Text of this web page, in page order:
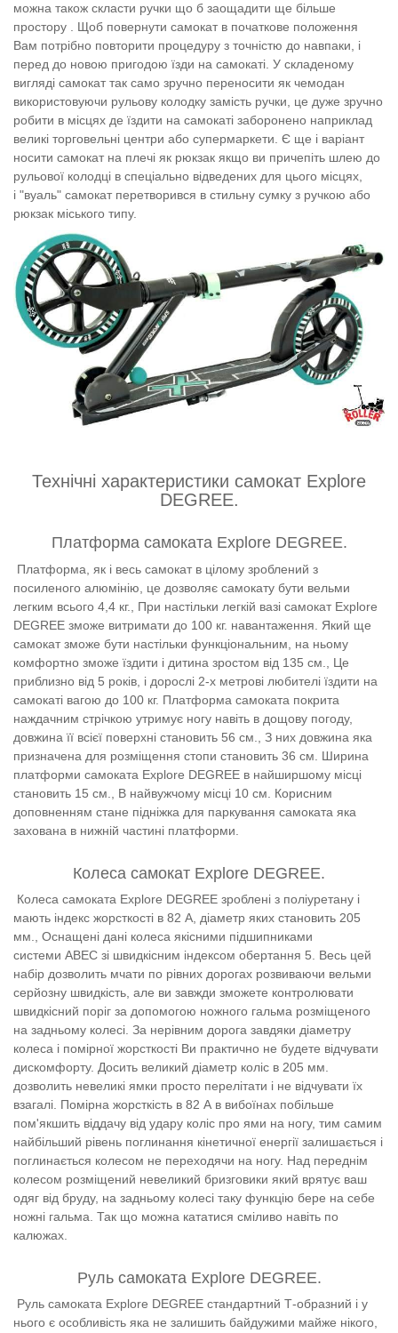
можна також скласти ручки що б заощадити ще більше
простору . Щоб повернути самокат в початкове положення
Вам потрібно повторити процедуру з точністю до навпаки, і
перед до новою пригодою їзди на самокаті. У складеному
вигляді самокат так само зручно переносити як чемодан
використовуючи рульову колодку замість ручки, це дуже зручно
робити в місцях де їздити на самокаті заборонено наприклад
великі торговельні центри або супермаркети. Є ще і варіант
носити самокат на плечі як рюкзак якщо ви причепіть шлею до
рульової колодці в спеціально відведених для цього місцях,
і "вуаль" самокат перетворився в стильну сумку з ручкою або
рюкзак міського типу.
Технічні характеристики самокат Explore
DEGREE.
Платформа самоката Explore DEGREE.
Платформа, як і весь самокат в цілому зроблений з
посиленого алюмінію, це дозволяє самокату бути вельми
легким всього 4,4 кг., При настільки легкій вазі самокат Explore
DEGREE зможе витримати до 100 кг. навантаження. Який ще
самокат зможе бути настільки функціональним, на ньому
комфортно зможе їздити і дитина зростом від 135 см., Це
приблизно від 5 років, і дорослі 2-х метрові любителі їздити на
самокаті вагою до 100 кг. Платформа самоката покрита
наждачним стрічкою утримує ногу навіть в дощову погоду,
довжина її всієї поверхні становить 56 см., З них довжина яка
призначена для розміщення стопи становить 36 см. Ширина
платформи самоката Explore DEGREE в найширшому місці
становить 15 см., В найвужчому місці 10 см. Корисним
доповненням стане підніжка для паркування самоката яка
захована в нижній частині платформи.
Колеса самокат Explore DEGREE.
Колеса самоката Explore DEGREE зроблені з поліуретану і
мають індекс жорсткості в 82 А, діаметр яких становить 205
мм., Оснащені дані колеса якісними підшипниками
системи ABEC зі швидкісним індексом обертання 5. Весь цей
набір дозволить мчати по рівних дорогах розвиваючи вельми
серйозну швидкість, але ви завжди зможете контролювати
швидкісний поріг за допомогою ножного гальма розміщеного
на задньому колесі. За нерівним дорога завдяки діаметру
колеса і помірної жорсткості Ви практично не будете відчувати
дискомфорту. Досить великий діаметр коліс в 205 мм.
дозволить невеликі ямки просто перелітати і не відчувати їх
взагалі. Помірна жорсткість в 82 А в вибоїнах побільше
пом'якшить віддачу від удару коліс про ями на ногу, тим самим
найбільший рівень поглинання кінетичної енергії залишається і
поглинається колесом не переходячи на ногу. Над переднім
колесом розміщений невеликий бризговики який врятує ваш
одяг від бруду, на задньому колесі таку функцію бере на себе
ножні гальма. Так що можна кататися сміливо навіть по
калюжах.
Руль самоката Explore DEGREE.
Руль самоката Explore DEGREE стандартний Т-образний і у
нього є особливість яка не залишить байдужими майже нікого,